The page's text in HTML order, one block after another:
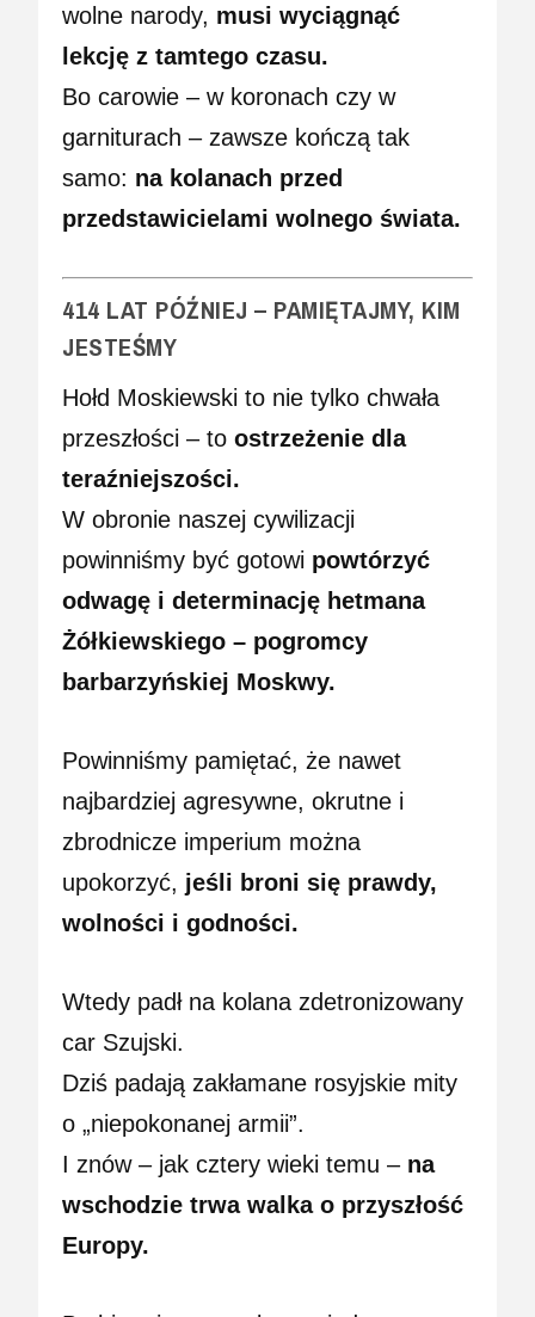
wolne narody, musi wyciągnąć
lekcję z tamtego czasu.
Bo carowie – w koronach czy w
garniturach – zawsze kończą tak
samo: na kolanach przed
przedstawicielami wolnego świata.
414 LAT PÓŹNIEJ – PAMIĘTAJMY, KIM
JESTEŚMY
Hołd Moskiewski to nie tylko chwała
przeszłości – toostrzeżenie dla
teraźniejszości.
W obronie naszej cywilizacji
powinniśmy być gotowi powtórzyć
odwagę i determinację hetmana
Żółkiewskiego – pogromcy
barbarzyńskiej Moskwy.
Powinniśmy pamiętać, że nawet
najbardziej agresywne, okrutne i
zbrodnicze imperium można
upokorzyć, jeśli broni się prawdy,
wolności i godności.
Wtedy padł na kolana zdetronizowany
car Szujski.
Dziś padają zakłamane rosyjskie mity
o „niepokonanej armii”.
I znów – jak cztery wieki temu – na
wschodzie trwa walka o przyszłość
Europy.